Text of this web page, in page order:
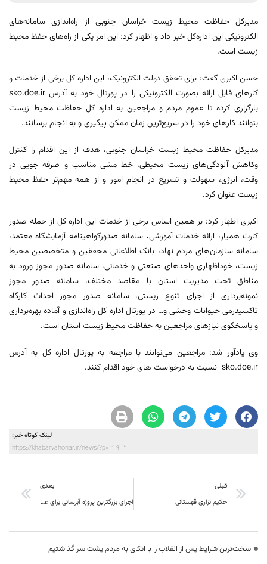
مدیرکل حفاظت محیط زیست خراسان جنوبی از راه‌اندازی سامانه‌های
الکترونیکی این اداره‌کل خبر داد و اظهار کرد: این امر یکی از راه‌های حفظ محیط
زیست است.
حسن اکبری گفت: برای تحقق دولت الکترونیک، این اداره کل برخی از خدمات و
کارهای قابل ارائه بصورت الکترونیکی را در پورتال خود به آدرس sko.doe.ir
بارگزاری کرده تا عموم مردم و مراجعین به اداره کل حفاظت محیط زیست
بتوانند کارهای خود را در سریع‌ترین زمان ممکن پیگیری و به انجام برسانند.
مدیرکل حفاظت محیط زیست خراسان جنوبی، هدف از این اقدام را کنترل
وکاهش آلودگی‌های زیست محیطی، خط مشی مناسب و صرفه جویی در
وقت، انرژی، سهولت و تسریع در انجام امور و از همه مهم‌تر حفظ محیط
زیست عنوان کرد.
اکبری اظهار کرد: بر همین اساس برخی از خدمات این اداره کل از جمله صدور
کارت همیار، ارائه خدمات آموزشی، سامانه صدورگواهینامه آزمایشگاه معتمد،
سامانه سازمان‌های مردم نهاد، بانک اطلاعاتی محققین و متخصصین محیط
زیست، خوداظهاری واحدهای صنعتی و خدماتی، سامانه صدور مجوز ورود به
مناطق تحت مدیریت استان با مقاصد مختلف، سامانه صدور مجوز
نمونه‌برداری از اجزای تنوع زیستی، سامانه صدور مجوز احداث کارگاه
تاکسیدرمی حیوانات وحشی و… در پورتال اداره کل راه‌اندازی و آماده بهره‌برداری
و پاسخگوی نیازهای مراجعین به حفاظت محیط زیست استان است.
وی یادآور شد: مراجعین می‌توانند با مراجعه به پورتال اداره کل به آدرس
sko.doe.ir نسبت به درخواست های خود اقدام کنند.
لینک کوتاه خبر:
https://khabarvahonar.ir/news/?p=32923
قبلی
حکیم نزاری قهستانی
بعدی
اجرای بزرگترین پروژه آبرسانی برای عشایر شهرستان نهبندان
سخت‌ترین شرایط پس از انقلاب را با اتکای به مردم پشت سر گذاشتیم